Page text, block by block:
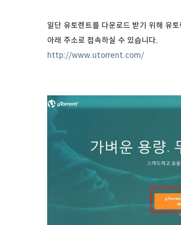
일단 유토렌트를 다운로드 받기 위해 유
아래 주소로 접속하실 수 있습니다.
http://www.utorrent.com/